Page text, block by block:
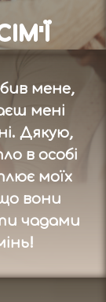
мене,
мені
Дякую,
в особі
моїх
вони
чадами